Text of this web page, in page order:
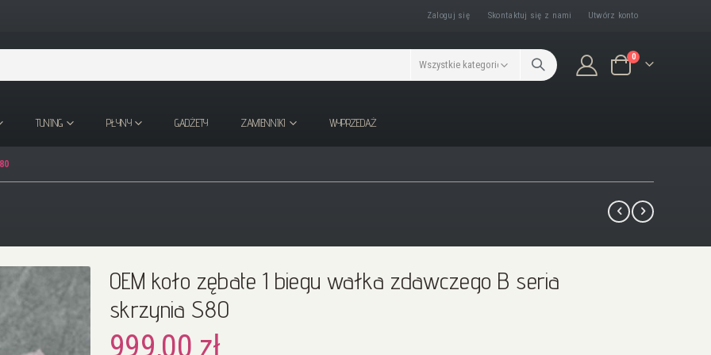
Zaloguj się Skontaktuj się z nami Utwórz konto
Koszyk
0produkty/ów
TUNING PŁYNY GADŻETY ZAMIENNIKI WYPRZEDAŻ
OEM koło zębate 1 biegu wałka zdawczego B seria
skrzynia S80
999,00 zł